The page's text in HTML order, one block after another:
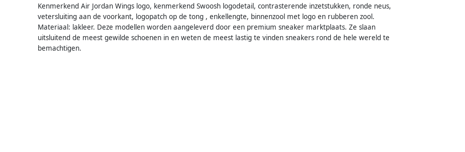
Kenmerkend Air Jordan Wings logo, kenmerkend Swoosh logodetail, contrasterende inzetstukken, ronde neus,
vetersluiting aan de voorkant, logopatch op de tong , enkellengte, binnenzool met logo en rubberen zool.
Materiaal: lakleer. Deze modellen worden aangeleverd door een premium sneaker marktplaats. Ze slaan
uitsluitend de meest gewilde schoenen in en weten de meest lastig te vinden sneakers rond de hele wereld te
bemachtigen.